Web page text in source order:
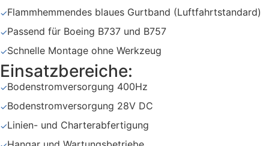
✓Flammhemmendes blaues Gurtband (Luftfahrtstandard)
✓Passend für Boeing B737 und B757
✓Schnelle Montage ohne Werkzeug
Einsatzbereiche:
✓Bodenstromversorgung 400Hz
✓Bodenstromversorgung 28V DC
✓Linien- und Charterabfertigung